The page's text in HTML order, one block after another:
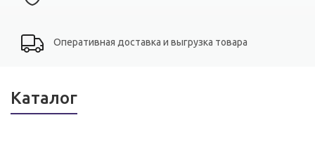
Оперативная доставка и выгрузка товара
Каталог